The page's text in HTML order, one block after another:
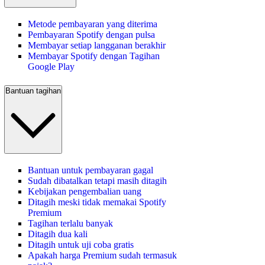
Metode pembayaran yang diterima
Pembayaran Spotify dengan pulsa
Membayar setiap langganan berakhir
Membayar Spotify dengan Tagihan
Google Play
Bantuan tagihan
Bantuan untuk pembayaran gagal
Sudah dibatalkan tetapi masih ditagih
Kebijakan pengembalian uang
Ditagih meski tidak memakai Spotify
Premium
Tagihan terlalu banyak
Ditagih dua kali
Ditagih untuk uji coba gratis
Apakah harga Premium sudah termasuk